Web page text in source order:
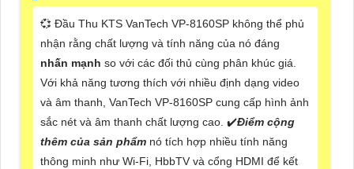
💞 Đầu Thu KTS VanTech VP-8160SP không thể phủ
nhận rằng chất lượng và tính năng của nó đáng
nhấn mạnh so với các đối thủ cùng phân khúc giá.
Với khả năng tương thích với nhiều định dạng video
và âm thanh, VanTech VP-8160SP cung cấp hình ảnh
sắc nét và âm thanh chất lượng cao. ✔️Điểm cộng
thêm của sản phẩm nó tích hợp nhiều tính năng
thông minh như Wi-Fi, HbbTV và cổng HDMI để kết